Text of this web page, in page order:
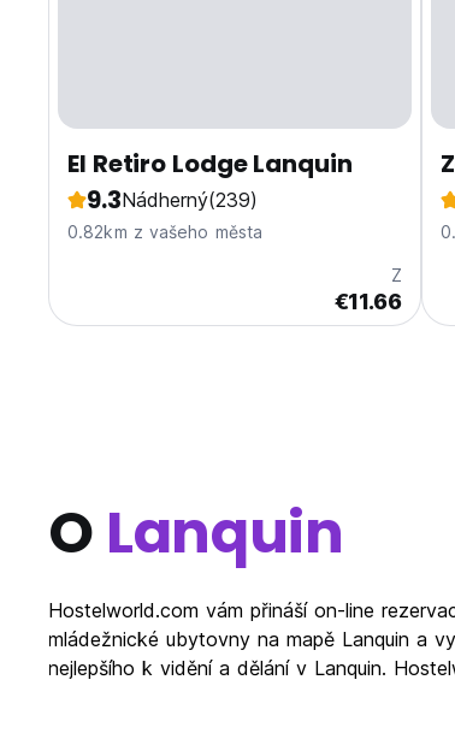
El Retiro Lodge Lanquin
9.3Nádherný(239)
0.82km z vašeho města
Z
€11.66
O Lanquin
Hostelworld.com vám přináší on-line
mládežnické ubytovny na mapě Lanquin a
nejlepšího k vidění a dělání v Lanquin.